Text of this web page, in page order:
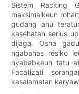
Sistem Racking
maksimalkeun
gudang anu
kaséhatan serius
dijaga. Osha
ngabahas résiko
nyababkeun tatu
Facatizati
kasalametan